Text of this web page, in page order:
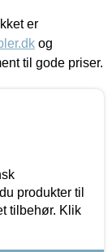
er
og
til gode priser.
produkter til
tilbehør. Klik